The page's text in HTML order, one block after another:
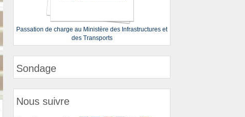
Passation de charge au Ministère des Infrastructures et
des Transports
Sondage
Nous suivre